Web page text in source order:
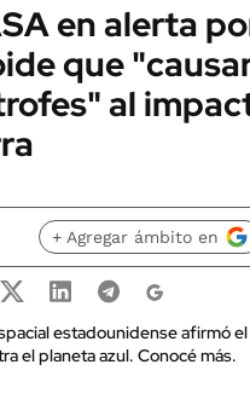
en alerta
que
al
+ Agregar ámbito en
estadounidense afirmó
el planeta azul. Conocé más.